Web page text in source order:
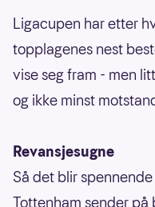
Ligacupen har etter
topplagenes nest
vise seg fram - men
og ikke minst
Revansjesugne
Så det blir
Tottenham sender på